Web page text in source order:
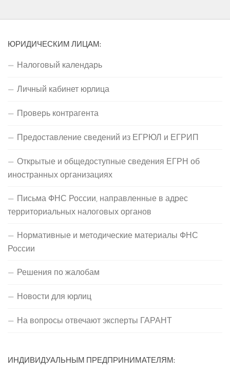
ЮРИДИЧЕСКИМ ЛИЦАМ:
Налоговый календарь
Личный кабинет юрлица
Проверь контрагента
Предоставление сведений из ЕГРЮЛ и ЕГРИП
Открытые и общедоступные сведения ЕГРН об
иностранных организациях
Письма ФНС России, направленные в адрес
территориальных налоговых органов
Нормативные и методические материалы ФНС
России
Решения по жалобам
Новости для юрлиц
На вопросы отвечают эксперты ГАРАНТ
ИНДИВИДУАЛЬНЫМ ПРЕДПРИНИМАТЕЛЯМ: